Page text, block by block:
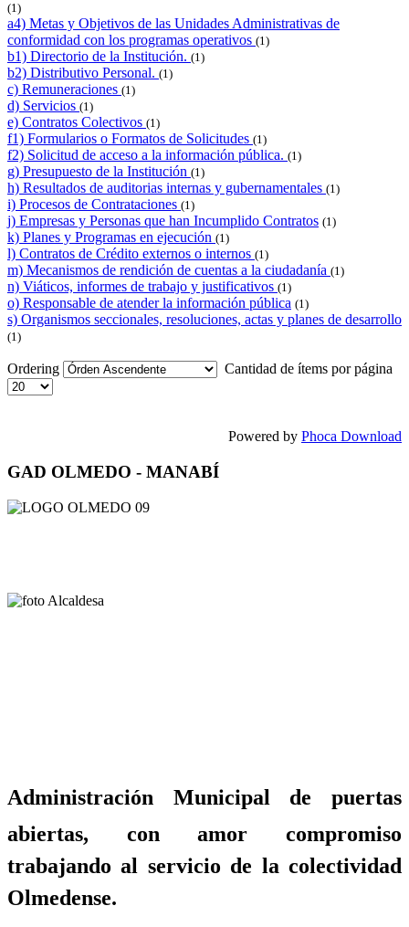
(1)
a4) Metas y Objetivos de las Unidades Administrativas de
conformidad con los programas operativos (1)
b1) Directorio de la Institución. (1)
b2) Distributivo Personal. (1)
c) Remuneraciones (1)
d) Servicios (1)
e) Contratos Colectivos (1)
f1) Formularios o Formatos de Solicitudes (1)
f2) Solicitud de acceso a la información pública. (1)
g) Presupuesto de la Institución (1)
h) Resultados de auditorias internas y gubernamentales (1)
i) Procesos de Contrataciones (1)
j) Empresas y Personas que han Incumplido Contratos (1)
k) Planes y Programas en ejecución (1)
l) Contratos de Crédito externos o internos (1)
m) Mecanismos de rendición de cuentas a la ciudadanía (1)
n) Viáticos, informes de trabajo y justificativos (1)
o) Responsable de atender la información pública (1)
s) Organismos seccionales, resoluciones, actas y planes de desarrollo
(1)
Ordering Cantidad de ítems por página
Powered by Phoca Download
GAD OLMEDO - MANABÍ
Administración Municipal de puertas
abiertas, con amor compromiso
trabajando al servicio de la colectividad
Olmedense.